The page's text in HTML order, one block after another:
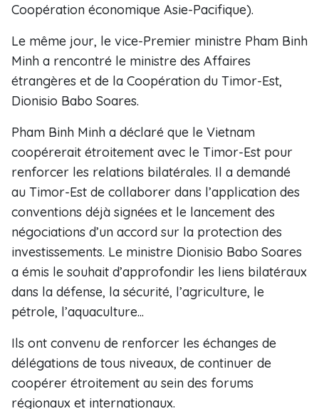
Coopération économique Asie-Pacifique).
Le même jour, le vice-Premier ministre Pham Binh
Minh a rencontré le ministre des Affaires
étrangères et de la Coopération du Timor-Est,
Dionisio Babo Soares.
Pham Binh Minh a déclaré que le Vietnam
coopérerait étroitement avec le Timor-Est pour
renforcer les relations bilatérales. Il a demandé
au Timor-Est de collaborer dans l’application des
conventions déjà signées et le lancement des
négociations d’un accord sur la protection des
investissements. Le ministre Dionisio Babo Soares
a émis le souhait d’approfondir les liens bilatéraux
dans la défense, la sécurité, l’agriculture, le
pétrole, l’aquaculture...
Ils ont convenu de renforcer les échanges de
délégations de tous niveaux, de continuer de
coopérer étroitement au sein des forums
régionaux et internationaux.